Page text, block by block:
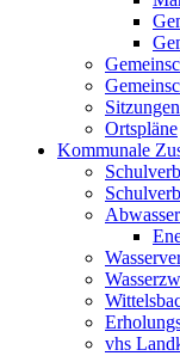
Sitzungen
Ortspläne
Kommunale
vhs